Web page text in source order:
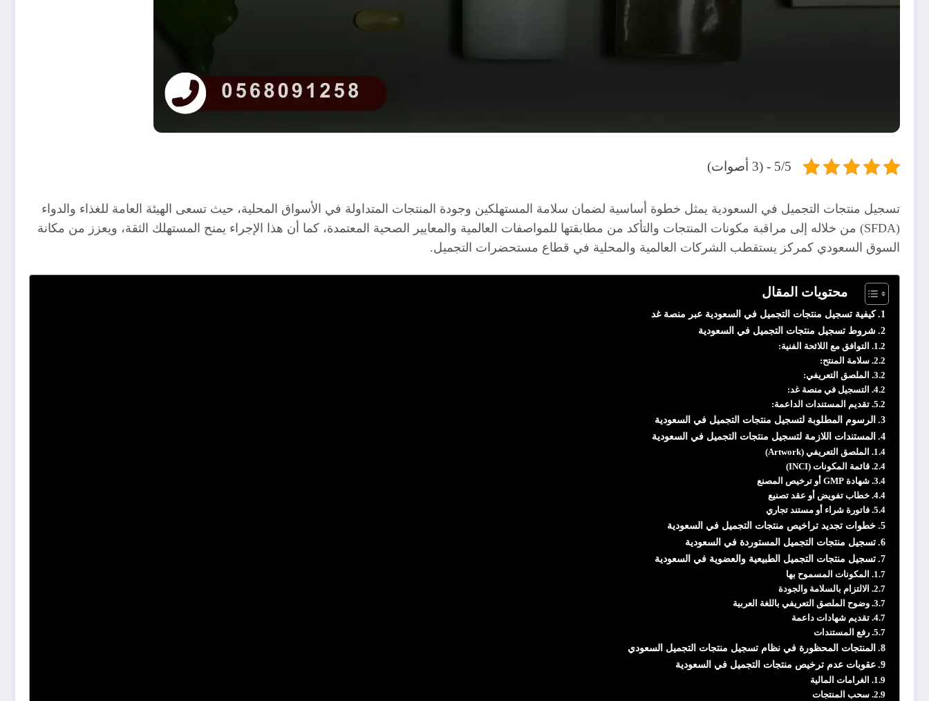
5/5 - (3 أصوات)
تسجيل منتجات التجميل في السعودية يمثل خطوة أساسية لضمان سلامة المستهلكين وجودة المنتجات المتداولة في الأسواق المحلية، حيث تسعى الهيئة العامة للغذاء والدواء
(SFDA) من خلاله إلى مراقبة مكونات المنتجات والتأكد من مطابقتها للمواصفات العالمية والمعايير الصحية المعتمدة، كما أن هذا الإجراء يمنح المستهلك الثقة، ويعزز من مكانة
السوق السعودي كمركز يستقطب الشركات العالمية والمحلية في قطاع مستحضرات التجميل.
محتويات المقال
كيفية تسجيل منتجات التجميل في السعودية عبر منصة غد
شروط تسجيل منتجات التجميل في السعودية
التوافق مع اللائحة الفنية:
سلامة المنتح:
الملصق التعريفي:
التسجيل في منصة غد:
تقديم المستندات الداعمة:
الرسوم المطلوبة لتسجيل منتجات التجميل في السعودية
المستندات اللازمة لتسجيل منتجات التجميل في السعودية
الملصق التعريفي (Artwork)
قائمة المكونات (INCI)
شهادة GMP أو ترخيص المصنع
خطاب تفويض أو عقد تصنيع
فاتورة شراء أو مستند تجاري
خطوات تجديد تراخيص منتجات التجميل في السعودية
تسجيل منتجات التجميل المستوردة في السعودية
تسجيل منتجات التجميل الطبيعية والعضوية في السعودية
المكونات المسموح بها
الالتزام بالسلامة والجودة
وضوح الملصق التعريفي باللغة العربية
تقديم شهادات داعمة
رفع المستندات
المنتجات المحظورة في نظام تسجيل منتجات التجميل السعودي
عقوبات عدم ترخيص منتجات التجميل في السعودية
الغرامات المالية
سحب المنتجات